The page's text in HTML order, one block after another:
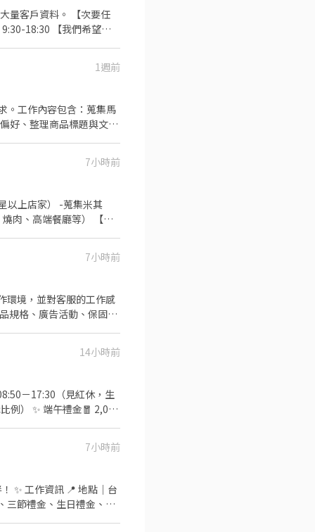
不受限 【上班時間】 •
關經驗，或曾任職服務
服務熱忱，樂於與客戶
服務業經驗者尤佳（無相
料。 【次要任
1週前
。工作內容包含：蒐集馬
好、整理商品標題與文案
7小時前
以上店家） -蒐集米其
高端餐廳等） 【條
7小時前
環境，並對客服的工作感
金、三節獎金、享有保
庭日 . 📌有至少一年電
14小時前
－17:30（見紅休，生
、好上手 👉 想找穩定行
7小時前
三節禮金、生日禮金、年